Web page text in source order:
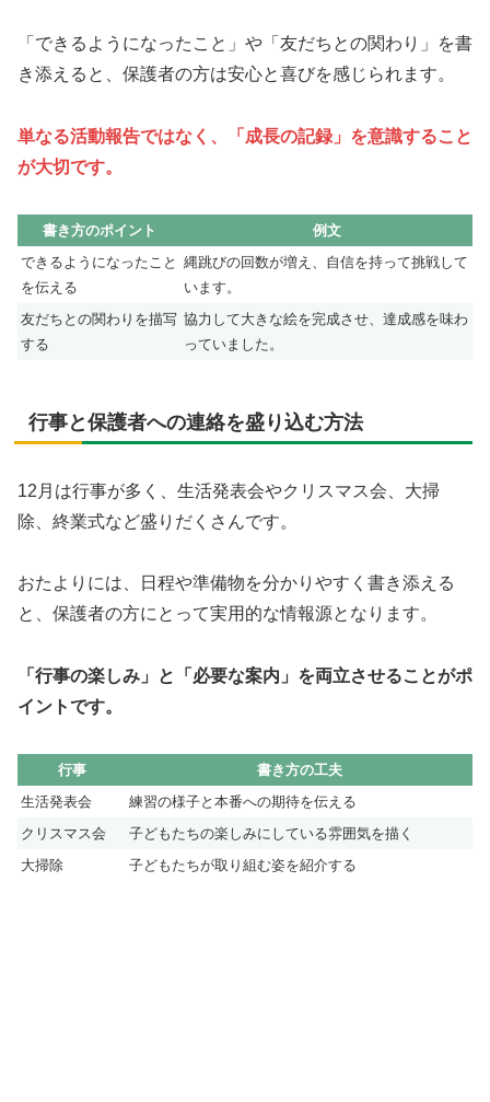
「できるようになったこと」や「友だちとの関わり」を書
き添えると、保護者の方は安心と喜びを感じられます。
単なる活動報告ではなく、「成長の記録」を意識すること
が大切です。
書き方のポイント
例文
できるようになったこと
を伝える
縄跳びの回数が増え、自信を持って挑戦して
います。
友だちとの関わりを描写
する
協力して大きな絵を完成させ、達成感を味わ
っていました。
行事と保護者への連絡を盛り込む方法
12月は行事が多く、生活発表会やクリスマス会、大掃
除、終業式など盛りだくさんです。
おたよりには、日程や準備物を分かりやすく書き添える
と、保護者の方にとって実用的な情報源となります。
「行事の楽しみ」と「必要な案内」を両立させることがポ
イントです。
行事
書き方の工夫
生活発表会
練習の様子と本番への期待を伝える
クリスマス会
子どもたちの楽しみにしている雰囲気を描く
大掃除
子どもたちが取り組む姿を紹介する